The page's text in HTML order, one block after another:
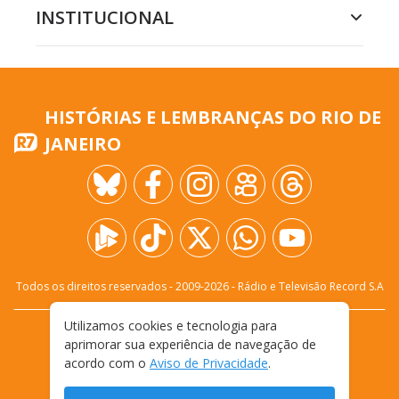
INSTITUCIONAL
HISTÓRIAS E LEMBRANÇAS DO RIO DE
JANEIRO
Todos os direitos reservados - 2009-2026- Rádio e Televisão Record S.A
FALE CONOSCO
PRIVACIDADE
TERMOS E CONDIÇÕES DE USO
Utilizamos cookies e tecnologia para
aprimorar sua experiência de navegação de
acordo com o Aviso de Privacidade.